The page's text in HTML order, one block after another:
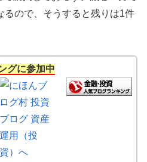
るので、そうすると残りは1件
グに参加中